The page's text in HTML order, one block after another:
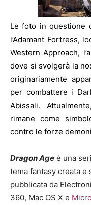
Le foto in questione
l’Adamant Fortress,
Western Approach,
dove si svolgerà la
originariamente
per combattere i
Abissali.
rimane come
contro le forze
Dragon Age è una
tema fantasy creata e
pubblicata da
360, Mac OS X e